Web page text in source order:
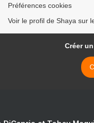
Préférences cookies
Voir le profil de Shaya sur
Créer